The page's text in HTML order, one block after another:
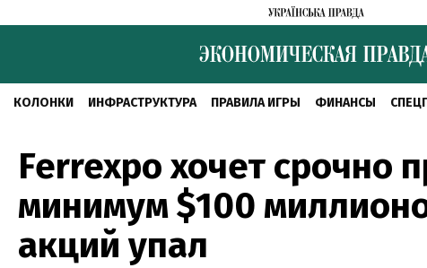
КОЛОНКИ ИНФРАСТРУКТУРА ПРАВИЛА ИГРЫ ФИНАНСЫ
Ferrexpo хочет срочно
минимум $100
акций упал